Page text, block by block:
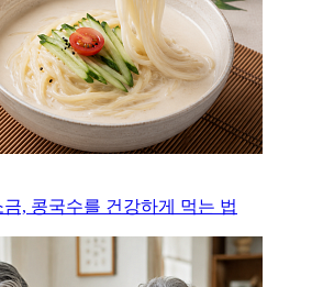
금, 콩국수를 건강하게 먹는 법